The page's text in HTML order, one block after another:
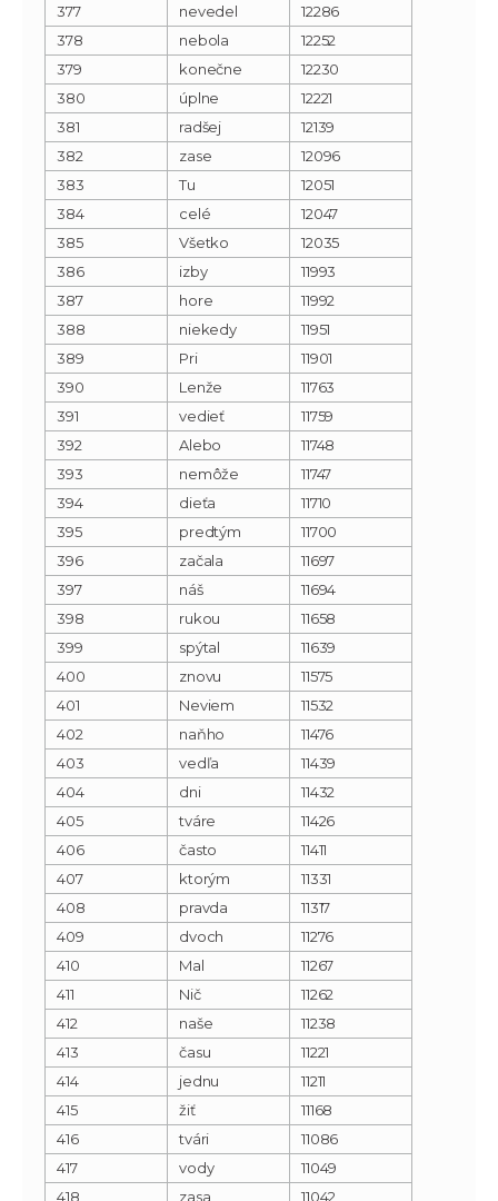
377
nevedel
12286
378
nebola
12252
379
konečne
12230
380
úplne
12221
381
radšej
12139
382
zase
12096
383
Tu
12051
384
celé
12047
385
Všetko
12035
386
izby
11993
387
hore
11992
388
niekedy
11951
389
Pri
11901
390
Lenže
11763
391
vedieť
11759
392
Alebo
11748
393
nemôže
11747
394
dieťa
11710
395
predtým
11700
396
začala
11697
397
náš
11694
398
rukou
11658
399
spýtal
11639
400
znovu
11575
401
Neviem
11532
402
naňho
11476
403
vedľa
11439
404
dni
11432
405
tváre
11426
406
často
11411
407
ktorým
11331
408
pravda
11317
409
dvoch
11276
410
Mal
11267
411
Nič
11262
412
naše
11238
413
času
11221
414
jednu
11211
415
žiť
11168
416
tvári
11086
417
vody
11049
418
zasa 11042